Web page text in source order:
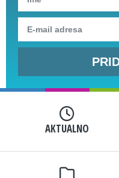
AKTUALNO